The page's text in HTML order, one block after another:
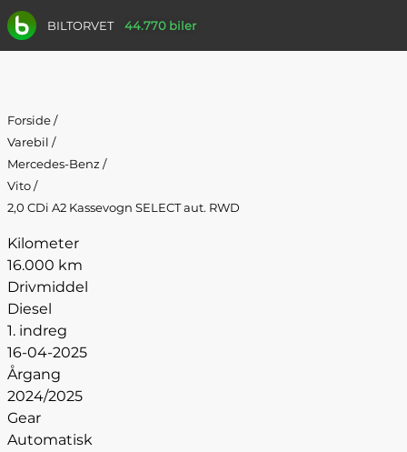
BILTORVET 44.770 biler
Forside/
Varebil /
Mercedes-Benz /
Vito/
2,0 CDi A2 Kassevogn SELECT aut. RWD
Kilometer
16.000 km
Drivmiddel
Diesel
1. indreg
16-04-2025
Årgang
2024/2025
Gear
Automatisk